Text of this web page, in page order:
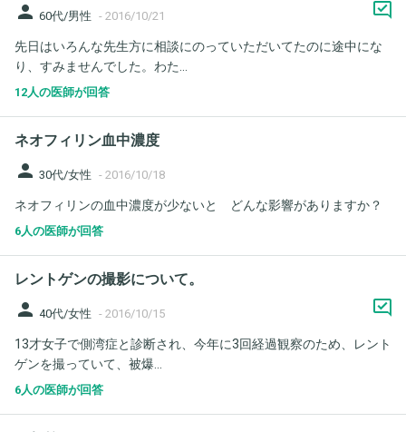
person 60代/男性 - 2016/10/21
先日はいろんな先生方に相談にのっていただいてたのに途中にな
り、すみませんでした。わた...
12人の医師が回答
ネオフィリン血中濃度
person 30代/女性 - 2016/10/18
ネオフィリンの血中濃度が少ないと どんな影響がありますか？
6人の医師が回答
レントゲンの撮影について。
person 40代/女性 - 2016/10/15
13才女子で側湾症と診断され、今年に3回経過観察のため、レント
ゲンを撮っていて、被爆...
6人の医師が回答